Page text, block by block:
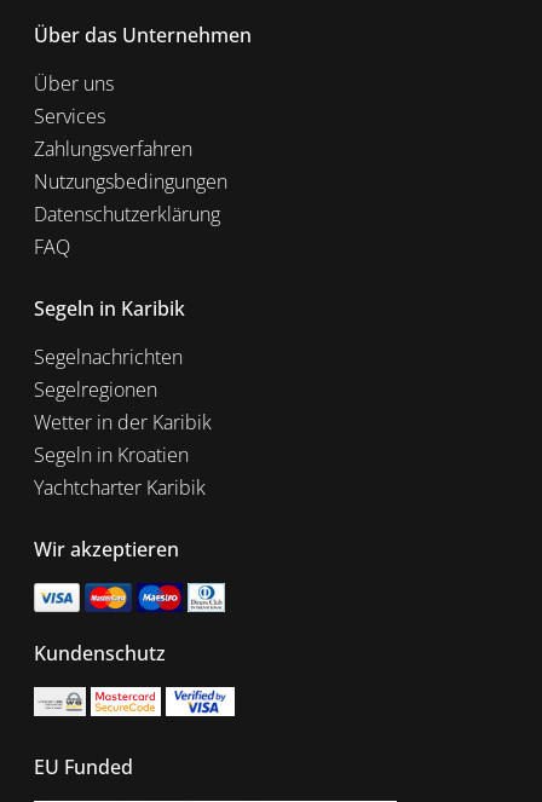
Über das Unternehmen
Über uns
Services
Zahlungsverfahren
Nutzungsbedingungen
Datenschutzerklärung
FAQ
Segeln in Karibik
Segelnachrichten
Segelregionen
Wetter in der Karibik
Segeln in Kroatien
Yachtcharter Karibik
Wir akzeptieren
Kundenschutz
EU Funded